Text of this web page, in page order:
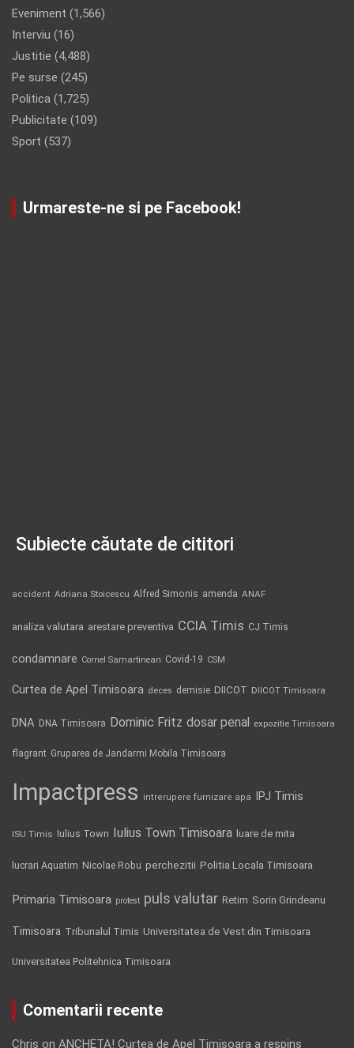
Eveniment (1,566)
Interviu (16)
Justitie (4,488)
Pe surse (245)
Politica (1,725)
Publicitate (109)
Sport (537)
Urmareste-ne si pe Facebook!
Subiecte căutate de cititori
accident Adriana Stoicescu Alfred Simonis amenda ANAF
analiza valutara arestare preventiva CCIA Timis CJ Timis
condamnare Cornel Samartinean Covid-19 CSM
Curtea de Apel Timisoara deces demisie DIICOT DIICOT Timisoara
DNA DNA Timisoara Dominic Fritz dosar penal expozitie Timisoara
flagrant Gruparea de Jandarmi Mobila Timisoara
Impactpress intrerupere furnizare apa IPJ Timis
ISU Timis Iulius Town Iulius Town Timisoara luare de mita
lucrari Aquatim Nicolae Robu perchezitii Politia Locala Timisoara
Primaria Timisoara protest puls valutar Retim Sorin Grindeanu
Timisoara Tribunalul Timis Universitatea de Vest din Timisoara
Universitatea Politehnica Timisoara
Comentarii recente
Chris on ANCHETA! Curtea de Apel Timisoara a respins